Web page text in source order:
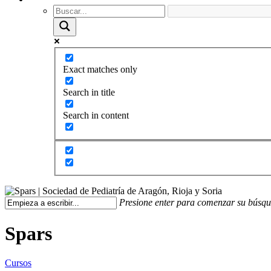
Exact matches only
Search in title
Search in content
Presione enter para comenzar su
Spars
Cursos